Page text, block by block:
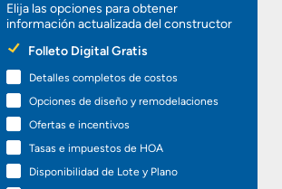
Elija las opciones para obtener
información actualizada del constructor
Preferred
Options
Folleto Digital Gratis
Detalles completos de costos
Opciones de diseño y remodelaciones
Ofertas e incentivos
Tasas e impuestos de HOA
Disponibilidad de Lote y Plano